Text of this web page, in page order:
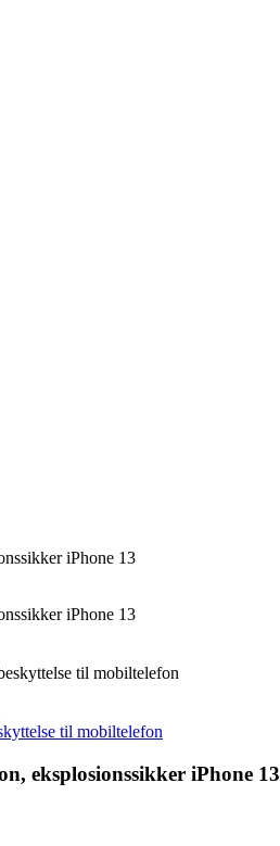
iPhone 13
iPhone 13
til mobiltelefon
til mobiltelefon
eksplosionssikker iPhone 13